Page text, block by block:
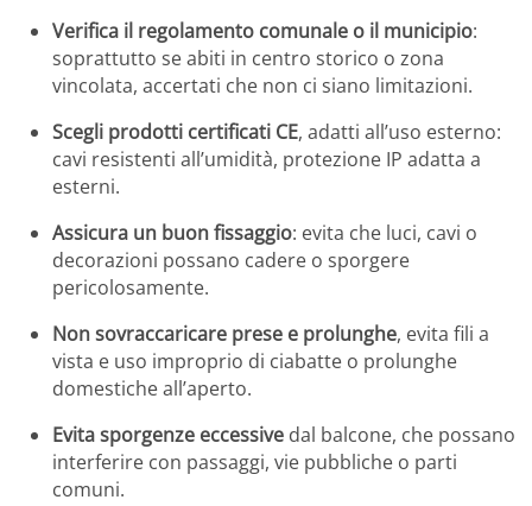
Verifica il regolamento comunale o il municipio:
soprattutto se abiti in centro storico o zona
vincolata, accertati che non ci siano limitazioni.
Scegli prodotti certificati CE, adatti all’uso esterno:
cavi resistenti all’umidità, protezione IP adatta a
esterni.
Assicura un buon fissaggio: evita che luci, cavi o
decorazioni possano cadere o sporgere
pericolosamente.
Non sovraccaricare prese e prolunghe, evita fili a
vista e uso improprio di ciabatte o prolunghe
domestiche all’aperto.
Evita sporgenze eccessive dal balcone, che possano
interferire con passaggi, vie pubbliche o parti
comuni.